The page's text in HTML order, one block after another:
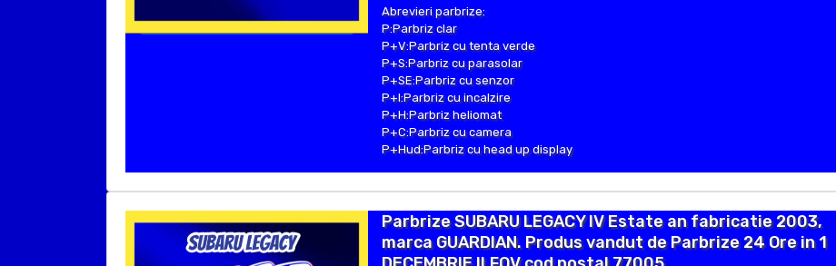
Abrevieri parbrize:
P:Parbriz clar
P+V:Parbriz cu tenta verde
P+S:Parbriz cu parasolar
P+SE:Parbriz cu senzor
P+I:Parbriz cu incalzire
P+H:Parbriz heliomat
P+C:Parbriz cu camera
P+Hud:Parbriz cu head up display
Parbrize SUBARU LEGACY IV Estate an fabricatie 2003,
marca GUARDIAN. Produs vandut de Parbrize 24 Ore in 1